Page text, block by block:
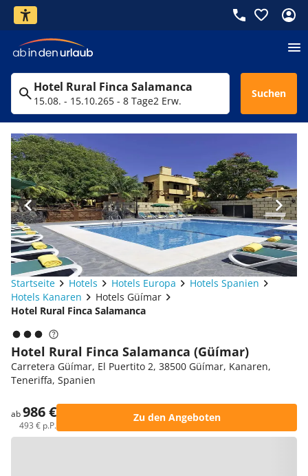
Hotel Rural Finca Salamanca
15.08. - 15.10.265 - 8 Tage2 Erw.
Suchen
Startseite Hotels Hotels Europa
Hotels Spanien
Hotels Kanaren
Hotels Güímar
Hotel Rural Finca Salamanca
Hotel Rural Finca Salamanca (Güímar)
Carretera Güímar, El Puertito 2, 38500 Güímar, Kanaren,
Teneriffa, Spanien
ab986 €
493 € p.P.
Zu den Angeboten